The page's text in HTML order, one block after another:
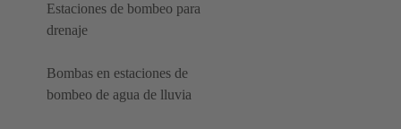
Estaciones de bombeo para
drenaje
Bombas en estaciones de
bombeo de agua de lluvia